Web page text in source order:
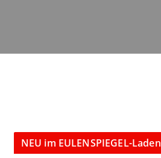
NEU im EULENSPIEGEL-Laden